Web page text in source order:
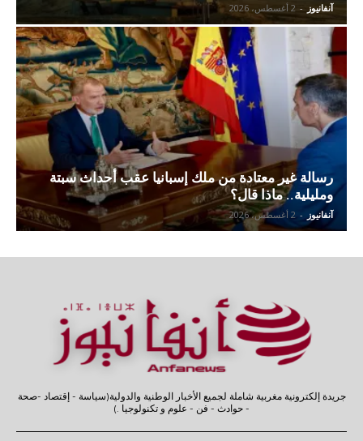
آنفانيوز - 2 أغسطس، 2026
رسالة غير معتادة من ملك إسبانيا عقب أحداث سبتة
ومليلية.. ماذا قال؟
آنفانيوز - 2 أغسطس، 2026
جريدة إلكترونية مغربية شاملة لجميع الأخبار الوطنية والدولية(سياسة - إقتصاد -صحة
- حوادث - فن - علوم و تكنولوجيا .)